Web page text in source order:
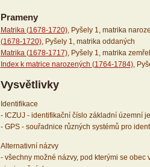
Prameny
Matrika (1678-1720), Pyšely 1, matrika
(1678-1720), Pyšely 1, matrika oddaných
Matrika (1678-1717), Pyšely 1, matrika
Index k matrice narozených (1764-1784),
Vysvětlivky
Identifikace
- ICZUJ - identifikační číslo základní územní
- GPS - souřadnice různých systémů pro
Alternativní názvy
- všechny možné názvy, pod kterými se